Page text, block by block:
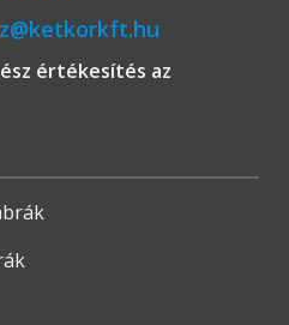
értékesítés az